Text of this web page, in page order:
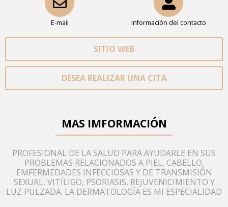
E-mail Información del contacto
SITIO WEB
DESEA REALIZAR UNA CITA
MAS IMFORMACIÓN
PROFESIONAL DE LA SALUD PARA AYUDARLE EN SUS
PROBLEMAS RELACIONADOS A PIEL, CABELLO,
EMFERMEDADES INFECCIOSAS Y DE TRANSMISIÓN
SEXUAL, VITÍLIGO, PSORIASIS, REJUVENICIMIENTO Y
LUZ PULZADA. LA DERMATOLOGÍA ES MI ESPECIALIDAD